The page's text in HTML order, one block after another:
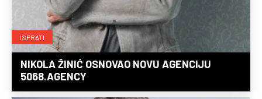
ISPRATI
NIKOLA ŽINIĆ OSNOVAO NOVU AGENCIJU
5068.AGENCY